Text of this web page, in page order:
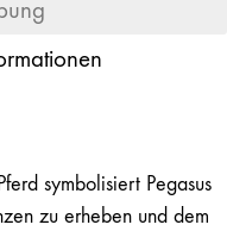
symbolisiert Pegasus
zu erheben und dem